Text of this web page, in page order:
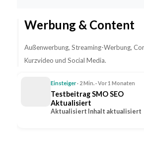
Werbung & Content
Außenwerbung, Streaming-Werbung,
Kurzvideo und Social Media.
Einsteiger· 2 Min. · Vor 1 Monaten
Testbeitrag SMO SEO
Aktualisiert
Aktualisiert Inhalt aktualisiert